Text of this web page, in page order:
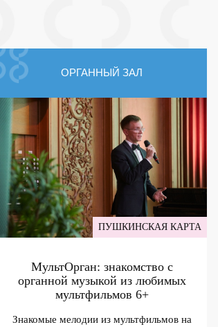
ОРГАННЫЙ ЗАЛ
ПУШКИНСКАЯ КАРТА
МультОрган: знакомство с
органной музыкой из любимых
мультфильмов 6+
Знакомые мелодии из мультфильмов на